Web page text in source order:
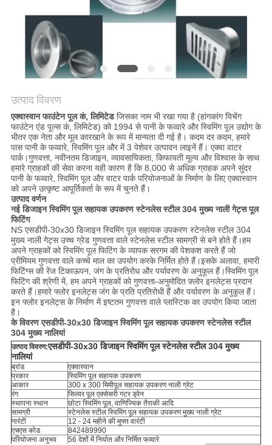
POLICY
उत्पाद विवरण
एक्वास्वान फाउंटेन पूल कं, लिमिटेडजिसका नाम भी रखा गया है (हांगकांग यिचेंग
फाउंटेन एंड पूल्स कं, लिमिटेड) को 1994 से पानी के फव्वारे और स्विमिंग पूल उद्योग के
भीतर एक नेता और मूल कारखाने के रूप में मान्यता दी गई है। कदम दर कदम, हमारे
पास पानी के फव्वारे, स्विमिंग पूल और में 3 पेशेवर उत्पादन लाइनें हैं। एक्वा वाटर
पार्क।गुणवत्ता, नवीनतम डिजाइन, व्यावसायिकता, किफायती मूल्य और विश्वास के साथ
हमारे ग्राहकों की सेवा करना यही कारण है कि 8,000 से अधिक ग्राहक अपने सुंदर
पानी के फव्वारे, स्विमिंग पूल और वाटर पार्क परियोजनाओं के निर्माण के लिए एक्वास्वान
को अपने उत्कृष्ट आपूर्तिकर्ता के रूप में चुनते हैं।
उत्पाद वर्णन
नई डिजाइन स्विमिंग पूल सहायक उपकरण स्टेनलेस स्टील 304 मुख्य नाली गेट्स पूल
फिटिंग
NS एसडीपी-30x30 डिजाइन स्विमिंग पूल सहायक उपकरण स्टेनलेस स्टील 304
मुख्य नालीगेट्सउच्च ग्रेड गुणवत्ता वाले स्टेनलेस स्टील सामग्री से बने होते हैं।हम
अपने ग्राहकों को स्विमिंग पूल फिटिंग के व्यापक सरगम ​​​​की पेशकश करते हैं जो
प्रीमियम गुणवत्ता वाले कच्चे माल का उपयोग करके निर्मित होते हैं।इसके अलावा, हमारी
फिटिंग्स की रेंज टिकाऊपन, जंग के प्रतिरोध और पर्यावरण के अनुकूल हैं।स्विमिंग पूल
फिटिंग की श्रेणी में, हम अपने ग्राहकों को गुणवत्ता-अनुमोदित फ़्लोर इनलेट्स प्रदान
करते हैं।हमारे फ्लोर इनलेट्स जंग के प्रति प्रतिरोधी हैं और पर्यावरण के अनुकूल हैं।
इन फ्लोर इनलेट्स के निर्माण में इष्टतम गुणवत्ता वाले प्लास्टिक का उपयोग किया जाता
है।
के विवरणएसडीपी-30x30 डिजाइन स्विमिंग पूल सहायक उपकरण स्टेनलेस स्टील
304 मुख्य नालियां
उत्पाद विवरण:एसडीपी-30x30 डिजाइन स्विमिंग पूल स्टेनलेस स्टील 304 मुख्य
नालियां
ब्रांड
एक्वास्वान
प्रकार
स्विमिंग पूल सहायक उपकरण
आकार
300 x 300 मिमीपूल सहायक उपकरण नाली ग्रेट
रंग
सिल्वर पूल एक्सेसरी गटर ड्रेन
स्थापना स्थान
छोटा स्विमिंग पूल, वाणिज्यिक तैराकी आदि
सामग्री
स्टेनलेस स्टील स्विमिंग पूल सहायक उपकरण मुख्य नाली ग्रेट
गारंटी
12 - 24 महीने की मुफ्त वारंटी
एचएस कोड
842489990
परियोजना अनुभव
56 देशों में निर्यात और निर्मित फव्वारे